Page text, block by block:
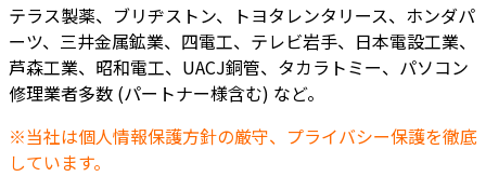
テラス製薬、ブリヂストン、トヨタレンタリース、ホンダパ
ーツ、三井金属鉱業、四電工、テレビ岩手、日本電設工業、
芦森工業、昭和電工、UACJ銅管、タカラトミー、パソコン
修理業者多数 (パートナー様含む) など。
※当社は個人情報保護方針の厳守、プライバシー保護を徹底
しています。